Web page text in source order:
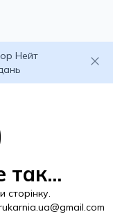
Нейт
так...